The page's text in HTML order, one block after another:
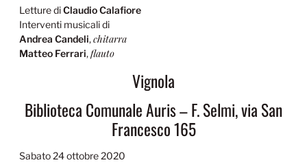
Letture diClaudio Calafiore
Interventi musicali di
Andrea Candeli,chitarra
Matteo Ferrari,flauto
Vignola
Biblioteca Comunale Auris – F. Selmi, via San
Francesco 165
Sabato 24 ottobre 2020